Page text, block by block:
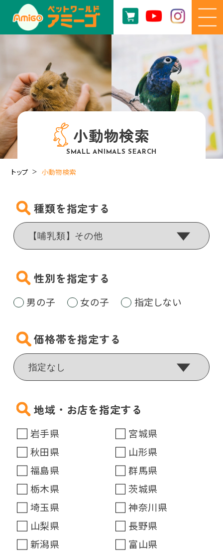
小動物検索
SMALL ANIMALS SEARCH
トップ 小動物検索
種類を指定する
性別を指定する
男の子 女の子 指定しない
価格帯を指定する
地域・お店を指定する
岩手県
宮城県
秋田県
山形県
福島県
群馬県
栃木県
茨城県
埼玉県
神奈川県
山梨県
長野県
新潟県
富山県